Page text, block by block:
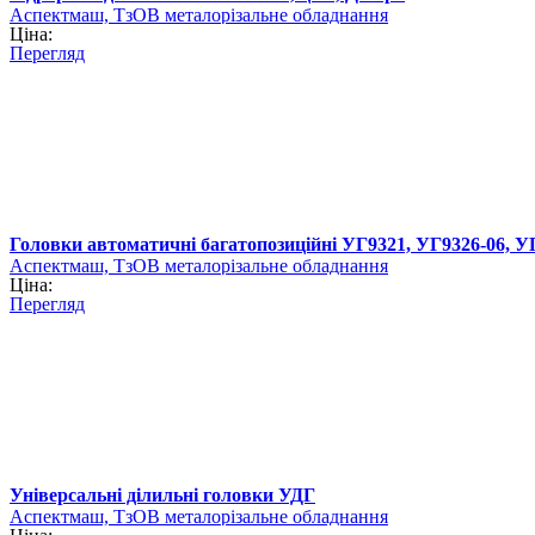
Аспектмаш, ТзОВ металорізальне обладнання
Ціна:
Перегляд
Головки автоматичні багатопозиційні УГ9321, УГ9326-06,
Аспектмаш, ТзОВ металорізальне обладнання
Ціна:
Перегляд
Універсальні ділильні головки УДГ
Аспектмаш, ТзОВ металорізальне обладнання